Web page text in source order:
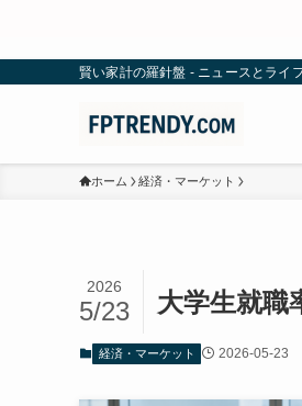
賢い家計の羅針盤 - ニュースとライ
ホーム 経済・マーケット
大学生就職
2026
5/23
経済・マーケット 2026-05-23